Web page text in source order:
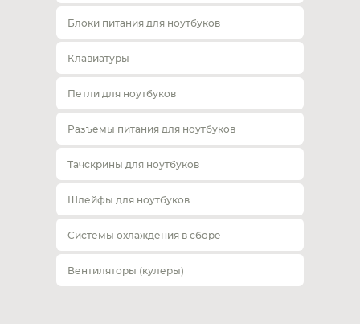
Блоки питания для ноутбуков
Клавиатуры
Петли для ноутбуков
Разъемы питания для ноутбуков
Тачскрины для ноутбуков
Шлейфы для ноутбуков
Системы охлаждения в сборе
Вентиляторы (кулеры)